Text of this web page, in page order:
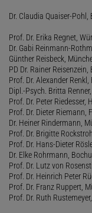
Dr. Claudia Quaiser-Pohl,
Prof. Dr. Erika Regnet,
Dr. Gabi Reinmann-
Günther Reisbeck,
PD Dr. Rainer Reisenzein,
Prof. Dr. Alexander Renkl,
Dipl.-Psych. Britta
Prof. Dr. Peter Riedesser,
Prof. Dr. Dieter Riemann,
Dr. Heiner Rindermann,
Prof. Dr. Brigitte
Prof. Dr. Hans-Dieter
Dr. Elke Rohrmann,
Prof. Dr. Lutz von
Prof. Dr. Heinrich Peter
Prof. Dr. Franz Ruppert,
Prof. Dr. Ruth